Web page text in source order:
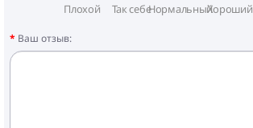
Плохой Так себеНормальныйХороший
Ваш отзыв: